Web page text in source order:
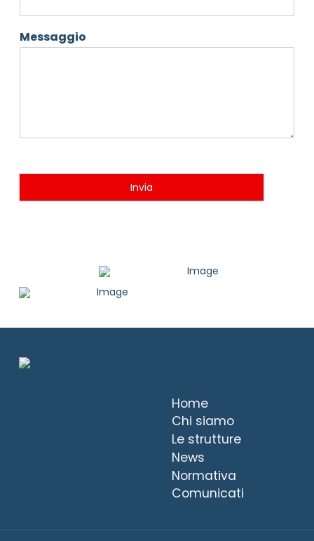
Messaggio
Invia
Home
Chi siamo
Le strutture
News
Normativa
Comunicati